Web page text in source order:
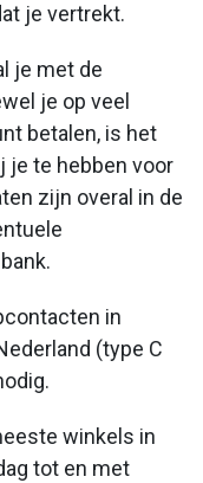
je vertrekt.
je met de
je op veel
betalen, is het
je te hebben voor
zijn overal in de
in
(type C
winkels in
tot en met